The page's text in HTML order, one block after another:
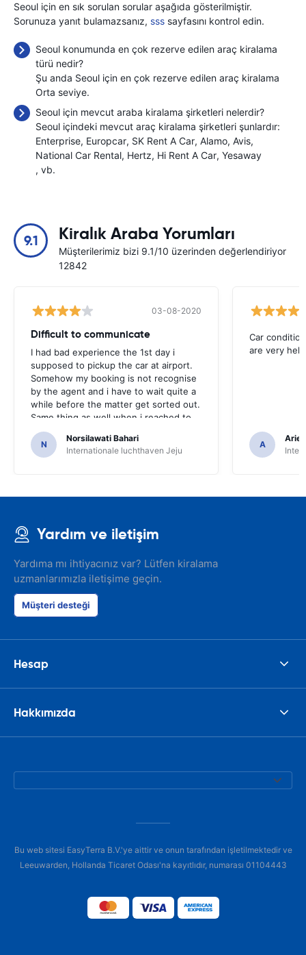
Seoul için en sık sorulan sorular aşağıda gösterilmiştir.
Sorunuza yanıt bulamazsanız, sss sayfasını kontrol edin.
Seoul konumunda en çok rezerve edilen araç kiralama
türü nedir?
Şu anda Seoul için en çok rezerve edilen araç kiralama
Orta seviye.
Seoul için mevcut araba kiralama şirketleri nelerdir?
Seoul içindeki mevcut araç kiralama şirketleri şunlardır:
Enterprise Europcar SK Rent A Car Alamo Avis
National Car Rental Hertz Hi Rent A Car Yesaway
, vb.
9.1 Kiralık Araba Yorumları
Müşterilerimiz bizi 9.1/10 üzerinden değerlendiriyor
12842
03-08-2020
Difficult to communicate
I had bad experience the 1st day i
supposed to pickup the car at airport.
Somehow my booking is not recognise
by the agent and i have to wait quite a
while before the matter get sorted out.
Same thing as well when i reached to
the car collection time. Its a bit of
embarrassment as it look like i didnt
book and pay for the car. I printed the
system.
N
Norsilawati Bahari
Internationale luchthaven Jeju
Car
are very
A
Arief
Yardım ve iletişim
Yardıma mı ihtiyacınız var? Lütfen kiralama
uzmanlarımızla iletişime geçin.
Müşteri desteği
Hesap
Hakkımızda
Bu web sitesi EasyTerra B.V.'ye aittir ve onun tarafından işletilmektedir ve
Leeuwarden, Hollanda Ticaret Odası'na kayıtlıdır, numarası 01104443